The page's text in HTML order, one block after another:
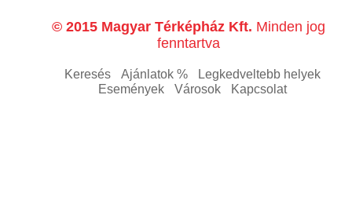
© 2015 Magyar Térképház Kft. Minden jog
fenntartva
Keresés Ajánlatok %
Legkedveltebb helyek
Események
Városok Kapcsolat